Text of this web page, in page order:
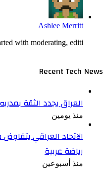
Ashlee Merritt
with moderating, editi...
Recent Tech News
العراق يجدد الثقة بمدربه حتى عام
منذ يومين
الاتحاد العراقي
رياضة عربية
منذ أسبوعين